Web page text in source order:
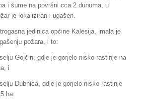
i šume na površni cca 2 dunuma, u
je lokaliziran i ugašen.
jedinica općine Kalesija, imala je
požara, i to:
Gojčin, gdje je gorjelo nisko rastinje na
i
Dubnica, gdje je gorjelo nisko rastinje
ha.